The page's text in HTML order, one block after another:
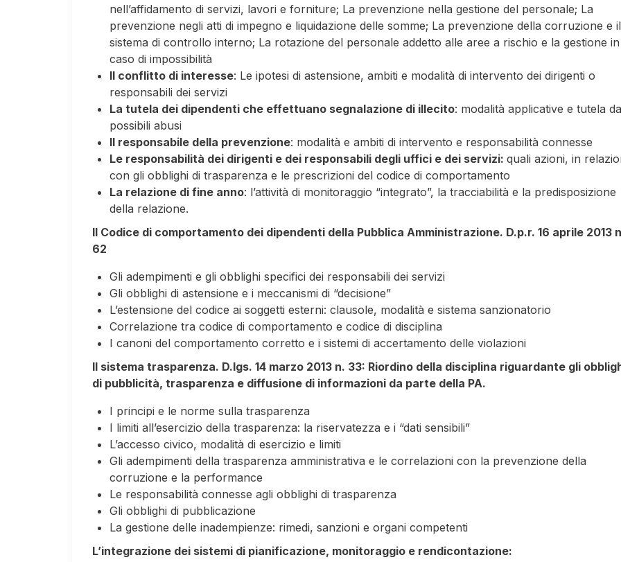
nell’affidamento di servizi, lavori e forniture; La prevenzione nella gestione del personale; La
prevenzione negli atti di impegno e liquidazione delle somme; La prevenzione della corruzione e il
sistema di controllo interno; La rotazione del personale addetto alle aree a rischio e la gestione in
caso di impossibilità
Il conflitto di interesse: Le ipotesi di astensione, ambiti e modalità di intervento dei dirigenti o
responsabili dei servizi
La tutela dei dipendenti che effettuano segnalazione di illecito: modalità applicative e tutela
possibili abusi
Il responsabile della prevenzione: modalità e ambiti di intervento e responsabilità connesse
Le responsabilità dei dirigenti e dei responsabili degli uffici e dei servizi: quali azioni, in
con gli obblighi di trasparenza e le prescrizioni del codice di comportamento
La relazione di fine anno: l’attività di monitoraggio “integrato”, la tracciabilità e la predisposizione
della relazione.
Il Codice di comportamento dei dipendenti della Pubblica Amministrazione. D.p.r. 16 aprile 2013
62
Gli adempimenti e gli obblighi specifici dei responsabili dei servizi
Gli obblighi di astensione e i meccanismi di “decisione”
L’estensione del codice ai soggetti esterni: clausole, modalità e sistema sanzionatorio
Correlazione tra codice di comportamento e codice di disciplina
I canoni del comportamento corretto e i sistemi di accertamento delle violazioni
Il sistema trasparenza. D.lgs. 14 marzo 2013 n. 33: Riordino della disciplina riguardante gli
di pubblicità, trasparenza e diffusione di informazioni da parte della PA.
I principi e le norme sulla trasparenza
I limiti all’esercizio della trasparenza: la riservatezza e i “dati sensibili”
L’accesso civico, modalità di esercizio e limiti
Gli adempimenti della trasparenza amministrativa e le correlazioni con la prevenzione della
corruzione e la performance
Le responsabilità connesse agli obblighi di trasparenza
Gli obblighi di pubblicazione
La gestione delle inadempienze: rimedi, sanzioni e organi competenti
L’integrazione dei sistemi di pianificazione, monitoraggio e rendicontazione: